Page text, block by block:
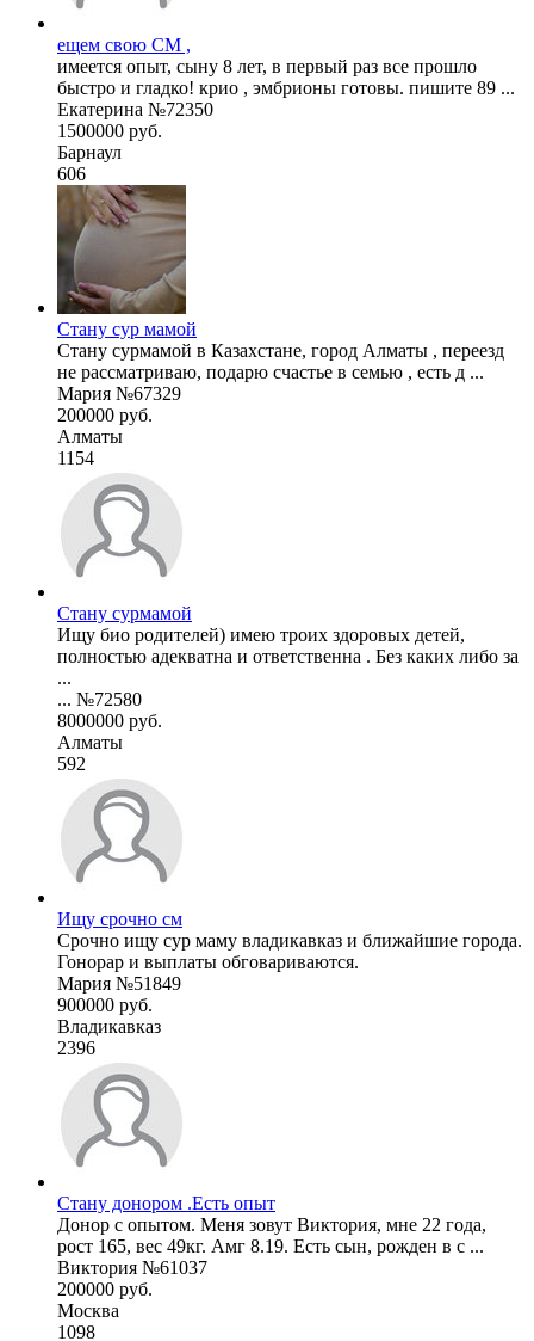
ещем свою СМ ,
имеется опыт, сыну 8 лет, в первый раз все прошло
быстро и гладко! крио , эмбрионы готовы. пишите 89 ...
Екатерина №72350
1500000 руб.
Барнаул
606
Стану сур мамой
Стану сурмамой в Казахстане, город Алматы , переезд
не рассматриваю, подарю счастье в семью , есть д ...
Мария №67329
200000 руб.
Алматы
1154
Стану сурмамой
Ищу био родителей) имею троих здоровых детей,
полностью адекватна и ответственна . Без каких либо за
...
... №72580
8000000 руб.
Алматы
592
Ищу срочно см
Срочно ищу сур маму владикавказ и ближайшие города.
Гонорар и выплаты обговариваются.
Мария №51849
900000 руб.
Владикавказ
2396
Стану донором .Есть опыт
Донор с опытом. Меня зовут Виктория, мне 22 года,
рост 165, вес 49кг. Амг 8.19. Есть сын, рожден в с ...
Виктория №61037
200000 руб.
Москва
1098